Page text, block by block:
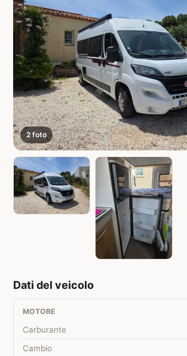
2 foto
Dati del veicolo
MOTORE
Carburante
Cambio